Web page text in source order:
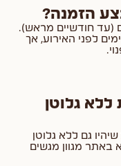
הזמנה?
(עד חודשיים מראש).
כמובן שתוכלו גם לבצע הזמנה גם 3-4 ימים לפני האירוע, אך
גלוטן
גם ללא גלוטן
באתר מגוון מגשים